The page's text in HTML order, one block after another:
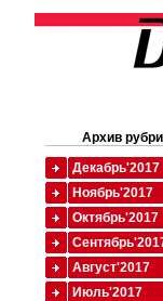
Архив
Декабрь'2017
Ноябрь'2017
Октябрь'2017
Август'2017
Июль'2017